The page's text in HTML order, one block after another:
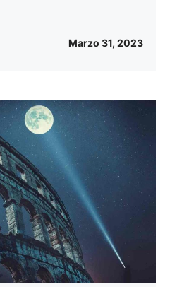
Marzo 31, 2023